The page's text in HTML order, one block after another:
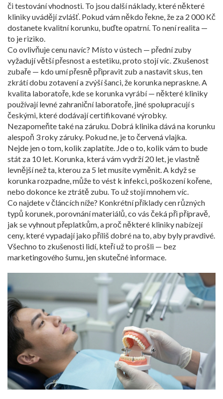
či testování vhodnosti. To jsou další náklady, které některé
kliniky uvádějí zvlášť. Pokud vám někdo řekne, že za 2 000 Kč
dostanete kvalitní korunku, buďte opatrní. To není realita —
to je riziko.
Co ovlivňuje cenu navíc? Místo v ústech — přední zuby
vyžadují větší přesnost a estetiku, proto stojí víc. Zkušenost
zubaře — kdo umí přesně připravit zub a nastavit skus, ten
zkrátí dobu zotavení a zvýší šanci, že korunka nepraskne. A
kvalita laboratoře, kde se korunka vyrábí — některé kliniky
používají levné zahraniční laboratoře, jiné spolupracují s
českými, které dodávají certifikované výrobky.
Nezapomeňte také na záruku. Dobrá klinika dává na korunku
alespoň 3 roky záruky. Pokud ne, je to červená vlajka.
Nejde jen o tom, kolik zaplatíte. Jde o to, kolik vám to bude
stát za 10 let. Korunka, která vám vydrží 20 let, je vlastně
levnější než ta, kterou za 5 let musíte vyměnit. A když se
korunka rozpadne, může to vést k infekci, poškození kořene,
nebo dokonce ke ztrátě zubu. To už stojí mnohem víc.
Co najdete v článcích níže? Konkrétní příklady cen různých
typů korunek, porovnání materiálů, co vás čeká při přípravě,
jak se vyhnout přeplatkům, a proč některé kliniky nabízejí
ceny, které vypadají jako příliš dobré na to, aby byly pravdivé.
Všechno to zkušenosti lidí, kteří už to prošli — bez
marketingového šumu, jen skutečné informace.